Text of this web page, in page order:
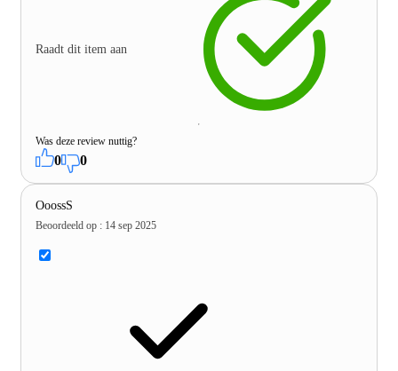
Raadt dit item aan
Was deze review nuttig?
0 0
OoossS
Beoordeeld op : 14 sep 2025